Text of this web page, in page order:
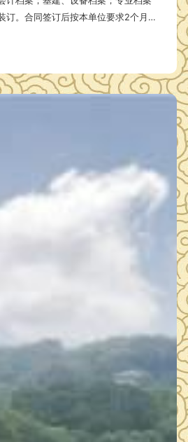
订。合同签订后按本单位要求2个月
不予付款。 三、采购预算
。 四、投标人资格要求 （一）供应商的基本资格条件 …